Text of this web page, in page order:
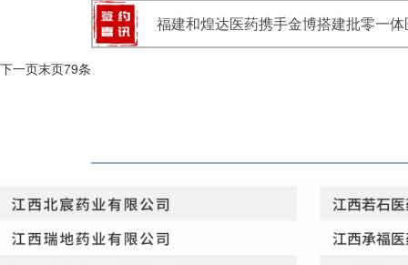
福建和煌达医药携手金博搭建批零一
下一页末页79条